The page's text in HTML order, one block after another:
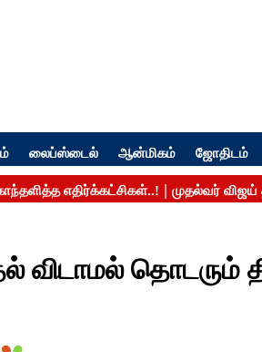
லைப்ஸ்டைல் ஆன்மிகம் ஜோதிடம்
விடாமல் தொடரும்